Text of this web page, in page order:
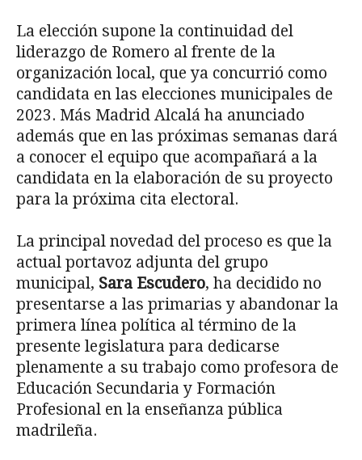
La elección supone la continuidad del
liderazgo de Romero al frente de la
organización local, que ya concurrió como
candidata en las elecciones municipales de
2023. Más Madrid Alcalá ha anunciado
además que en las próximas semanas dará
a conocer el equipo que acompañará a la
candidata en la elaboración de su proyecto
para la próxima cita electoral.
La principal novedad del proceso es que la
actual portavoz adjunta del grupo
municipal, Sara Escudero, ha decidido no
presentarse a las primarias y abandonar la
primera línea política al término de la
presente legislatura para dedicarse
plenamente a su trabajo como profesora de
Educación Secundaria y Formación
Profesional en la enseñanza pública
madrileña.